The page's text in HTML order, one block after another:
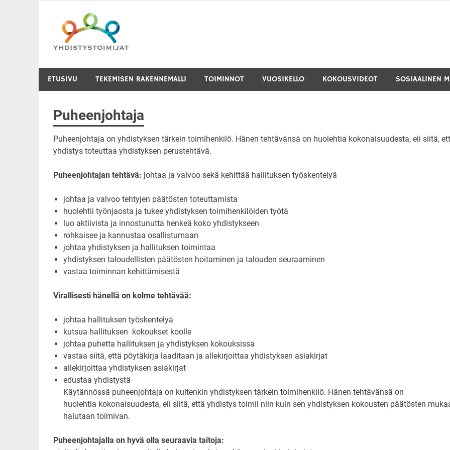
content
ETUSIVU TEKEMISEN RAKENNEMALLI TOIMINNOT VUOSIKELLO KOKOUSVIDEOT SOSIAALINEN
Puheenjohtaja
Puheenjohtaja on yhdistyksen tärkein toimihenkilö. Hänen tehtävänsä on huolehtia kokonaisuudesta, eli siitä,
yhdistys toteuttaa yhdistyksen perustehtävä.
Puheenjohtajan tehtävä: johtaa ja valvoo sekä kehittää hallituksen työskentelyä
johtaa ja valvoo tehtyjen päätösten toteuttamista
huolehtii työnjaosta ja tukee yhdistyksen toimihenkilöiden työtä
luo aktiivista ja innostunutta henkeä koko yhdistykseen
rohkaisee ja kannustaa osallistumaan
johtaa yhdistyksen ja hallituksen toimintaa
yhdistyksen taloudellisten päätösten hoitaminen ja talouden seuraaminen
vastaa toiminnan kehittämisestä
Virallisesti hänellä on kolme tehtävää:
johtaa hallituksen työskentelyä
kutsua hallituksen kokoukset koolle
johtaa puhetta hallituksen ja yhdistyksen kokouksissa
vastaa siitä, että pöytäkirja laaditaan ja allekirjoittaa yhdistyksen asiakirjat
allekirjoittaa yhdistyksen asiakirjat
edustaa yhdistystä
Käytännössä puheenjohtaja on kuitenkin yhdistyksen tärkein toimihenkilö. Hänen tehtävänsä on
huolehtia kokonaisuudesta, eli siitä, että yhdistys toimii niin kuin sen yhdistyksen kokousten päätösten
halutaan toimivan.
Puheenjohtajalla on hyvä olla seuraavia taitoja: